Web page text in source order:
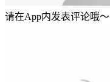
请在App内发表评论哦～